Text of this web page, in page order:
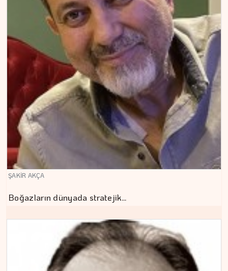
ŞAKİR AKÇA
Boğazların dünyada stratejik…